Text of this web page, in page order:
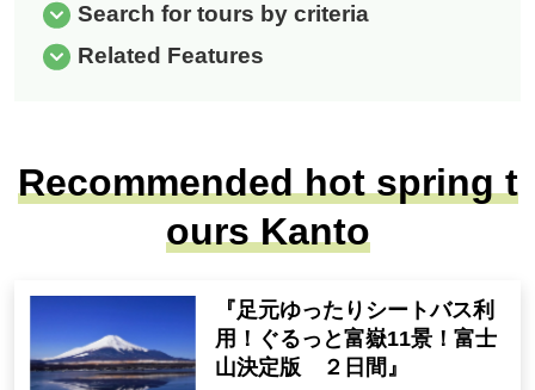
Search for tours by criteria
Related Features
Recommended hot spring t
ours Kanto
『足元ゆったりシートバス利
用！ぐるっと富嶽11景！富士
山決定版 ２日間』